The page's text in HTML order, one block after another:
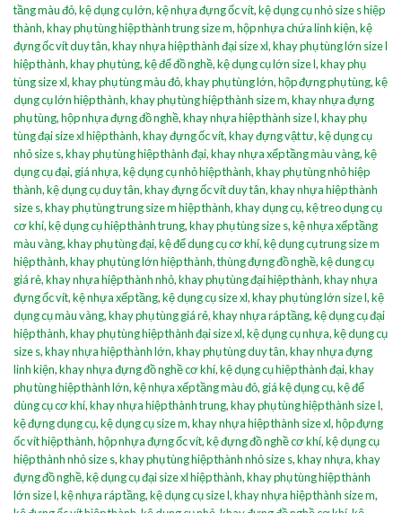
tầng màu đỏ,kệ dụng cụ lớn,kệ nhựa đựng ốc vít,kệ dụng cụ nhỏ size s hiệp
thành,khay phụ tùng hiệp thành trung size m,hộp nhựa chứa linh kiện,kệ
đựng ốc vít duy tân,khay nhựa hiệp thành đại size xl,khay phụ tùng lớn size l
hiệp thành,khay phụ tùng,kệ để đồ nghề,kệ dụng cụ lớn size l,khay phụ
tùng size xl,khay phụ tùng màu đỏ,khay phụ tùng lớn,hộp đựng phụ tùng,kệ
dụng cụ lớn hiệp thành,khay phụ tùng hiệp thành size m,khay nhựa đựng
phụ tùng,hộp nhựa đựng đồ nghề,khay nhựa hiệp thành size l,khay phụ
tùng đại size xl hiệp thành,khay đựng ốc vít,khay đựng vật tư,kệ dụng cụ
nhỏ size s,khay phụ tùng hiệp thành đại,khay nhựa xếp tầng màu vàng,kệ
dụng cụ đại, giá nhựa,kệ dụng cụ nhỏ hiệp thành,khay phụ tùng nhỏ hiệp
thành,kệ dụng cụ duy tân,khay đựng ốc vít duy tân,khay nhựa hiệp thành
size s,khay phụ tùng trung size m hiệp thành,khay dụng cụ,kệ treo dụng cụ
cơ khí,kệ dụng cụ hiệp thành trung,khay phụ tùng size s,kệ nhựa xếp tầng
màu vàng,khay phụ tùng đại,kệ để dụng cụ cơ khí,kệ dụng cụ trung size m
hiệp thành,khay phụ tùng lớn hiệp thành,thùng đựng đồ nghề,kệ dung cụ
giá rẻ,khay nhựa hiệp thành nhỏ,khay phụ tùng đại hiệp thành,khay nhựa
đựng ốc vít,kệ nhựa xếp tầng,kệ dụng cụ size xl,khay phụ tùng lớn size l,kệ
dụng cụ màu vàng,khay phụ tùng giá rẻ,khay nhựa ráp tầng,kệ dụng cụ đại
hiệp thành,khay phụ tùng hiệp thành đại size xl,kệ dụng cụ nhựa,kệ dụng cụ
size s,khay nhựa hiệp thành lớn,khay phụ tùng duy tân,khay nhựa đựng
linh kiện,khay nhựa đựng đồ nghề cơ khí,kệ dụng cụ hiệp thành đại,khay
phụ tùng hiệp thành lớn,kệ nhựa xếp tầng màu đỏ, giá kệ dụng cụ,kệ để
dùng cụ cơ khí,khay nhựa hiệp thành trung,khay phụ tùng hiệp thành size l,
kệ đựng dụng cụ,kệ dụng cụ size m,khay nhựa hiệp thành size xl,hộp đựng
ốc vít hiệp thành,hộp nhựa đựng ốc vít,kệ đựng đồ nghề cơ khí,kệ dụng cụ
hiệp thành nhỏ size s,khay phụ tùng hiệp thành nhỏ size s,khay nhựa,khay
đựng đồ nghề,kệ dụng cụ đại size xl hiệp thành,khay phụ tùng hiệp thành
lớn size l,kệ nhựa ráp tầng,kệ dụng cụ size l,khay nhựa hiệp thành size m,